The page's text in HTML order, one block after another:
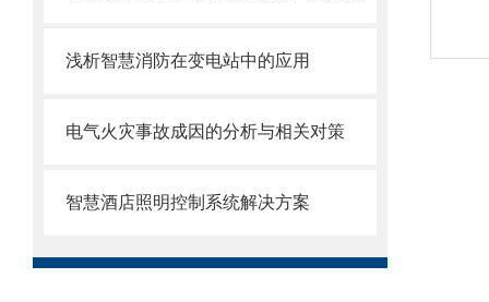
浅析智慧消防在变电站中的应用
电气火灾事故成因的分析与相关对策
智慧酒店照明控制系统解决方案